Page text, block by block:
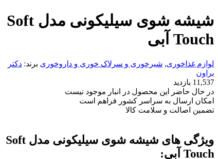
شیشه شوی سیلیکونی مدل Soft
Touch آبی
لوازم غذاخوری, شیرخوری و سرلاک خوری و داروخوری برند: دکتر
براون
11,537 بازدید
در حال حاضر این محصول در انبار موجود نیست
امکان ارسال به سراسر کشور فراهم است
تضمین اصالت و سلامت کالا
ویژگی های شیشه شوی سیلیکونی مدل Soft
Touch آبی: